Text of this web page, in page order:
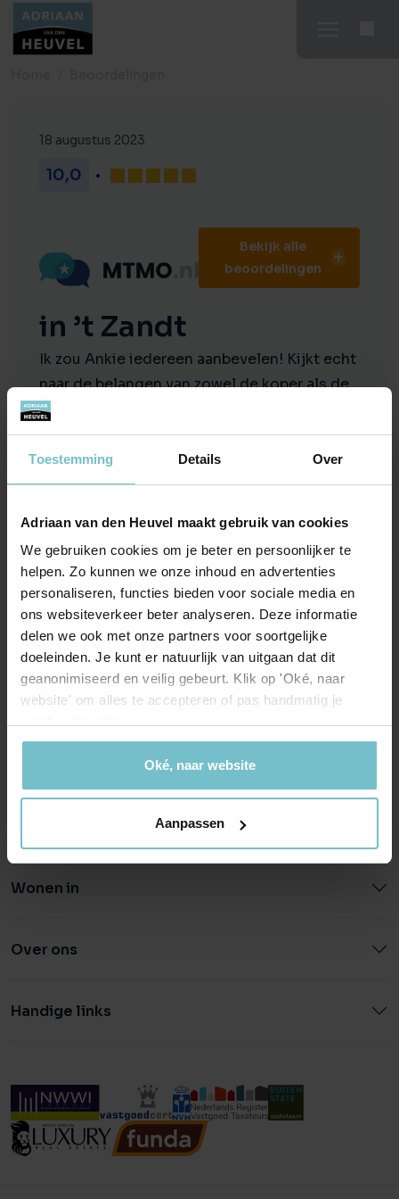
Toestemming Details Over
Adriaan van den Heuvel maakt gebruik van cookies
We gebruiken cookies om je beter en persoonlijker te
helpen. Zo kunnen we onze inhoud en advertenties
personaliseren, functies bieden voor sociale media en
ons websiteverkeer beter analyseren. Deze informatie
delen we ook met onze partners voor soortgelijke
doeleinden. Je kunt er natuurlijk van uitgaan dat dit
geanonimiseerd en veilig gebeurt. Klik op 'Oké, naar
website' om alles te accepteren of pas handmatig je
Oké, naar website
Aanpassen
18 augustus 2023
10,0
Bekijk alle
beoordelingen
in ’t Zandt
Ik zou Ankie iedereen aanbevelen! Kijkt echt
naar de belangen van zowel de koper als de
verkopende kant. Mocht ik in de toekomst
weer een woning verkopen, dan neem ik
contact op met Ankie.
Onze kantoren
Helmond
Hoofdstraat 155
5706 AL Helmond
info@heuvel.nl
Eindhoven
Aalsterweg 134c
5615 CJ Eindhoven
eindhoven@heuvel.nl
Wonen in
Over ons
Handige links